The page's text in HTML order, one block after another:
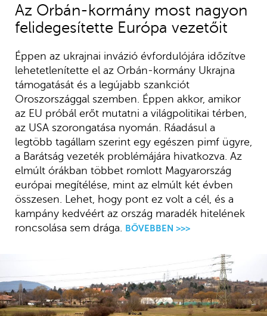
Az Orbán-kormány most nagyon
felidegesítette Európa vezetőit
Éppen az ukrajnai invázió évfordulójára időzítve
lehetetlenítette el az Orbán-kormány Ukrajna
támogatását és a legújabb szankciót
Oroszországgal szemben. Éppen akkor, amikor
az EU próbál erőt mutatni a világpolitikai térben,
az USA szorongatása nyomán. Ráadásul a
legtöbb tagállam szerint egy egészen pimf ügyre,
a Barátság vezeték problémájára hivatkozva. Az
elmúlt órákban többet romlott Magyarország
európai megítélése, mint az elmúlt két évben
összesen. Lehet, hogy pont ez volt a cél, és a
kampány kedvéért az ország maradék hitelének
roncsolása sem drága. BŐVEBBEN >>>